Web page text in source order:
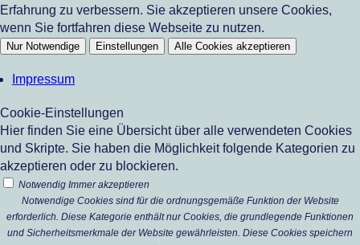
Erfahrung zu verbessern. Sie akzeptieren unsere Cookies,
wenn Sie fortfahren diese Webseite zu nutzen.
Nur Notwendige Einstellungen Alle Cookies akzeptieren
Impressum
Cookie-Einstellungen
Hier finden Sie eine Übersicht über alle verwendeten Cookies
und Skripte. Sie haben die Möglichkeit folgende Kategorien zu
akzeptieren oder zu blockieren.
Notwendig Immer akzeptieren
Notwendige Cookies sind für die ordnungsgemäße Funktion der Website
erforderlich. Diese Kategorie enthält nur Cookies, die grundlegende Funktionen
und Sicherheitsmerkmale der Website gewährleisten. Diese Cookies speichern